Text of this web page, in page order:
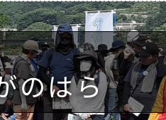
のはら